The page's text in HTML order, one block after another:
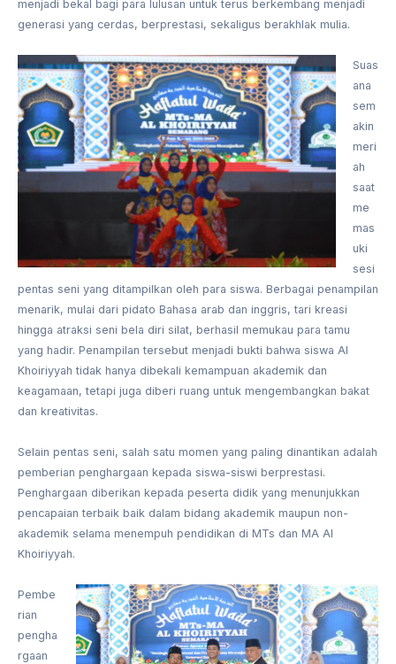
menjadi bekal bagi para lulusan untuk terus berkembang menjadi
generasi yang cerdas, berprestasi, sekaligus berakhlak mulia.
Suas
ana
sem
akin
meri
ah
saat
me
mas
uki
sesi
pentas seni yang ditampilkan oleh para siswa. Berbagai penampilan
menarik, mulai dari pidato Bahasa arab dan inggris, tari kreasi
hingga atraksi seni bela diri silat, berhasil memukau para tamu
yang hadir. Penampilan tersebut menjadi bukti bahwa siswa Al
Khoiriyyah tidak hanya dibekali kemampuan akademik dan
keagamaan, tetapi juga diberi ruang untuk mengembangkan bakat
dan kreativitas.
Selain pentas seni, salah satu momen yang paling dinantikan adalah
pemberian penghargaan kepada siswa-siswi berprestasi.
Penghargaan diberikan kepada peserta didik yang menunjukkan
pencapaian terbaik baik dalam bidang akademik maupun non-
akademik selama menempuh pendidikan di MTs dan MA Al
Khoiriyyah.
Pembe
rian
pengha
rgaan